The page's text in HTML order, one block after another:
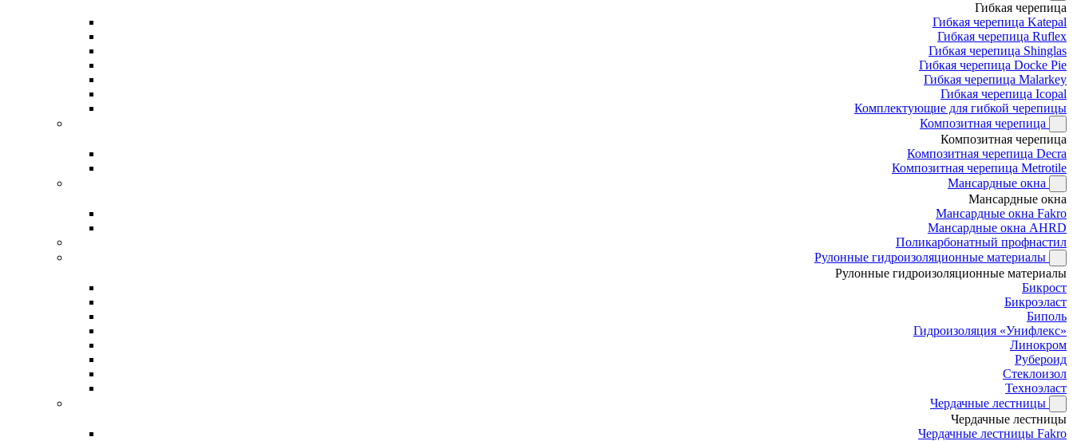
Гибкая черепица
Гибкая черепица Katepal
Гибкая черепица Ruflex
Гибкая черепица Shinglas
Гибкая черепица Docke Pie
Гибкая черепица Malarkey
Гибкая черепица Icopal
Комплектующие для гибкой черепицы
Композитная черепица
Композитная черепица
Композитная черепица Decra
Композитная черепица Metrotile
Мансардные окна
Мансардные окна
Мансардные окна Fakro
Мансардные окна AHRD
Поликарбонатный профнастил
Рулонные гидроизоляционные материалы
Рулонные гидроизоляционные материалы
Бикрост
Бикроэласт
Биполь
Гидроизоляция «Унифлекс»
Линокром
Рубероид
Стеклоизол
Техноэласт
Чердачные лестницы
Чердачные лестницы
Чердачные лестницы Fakro